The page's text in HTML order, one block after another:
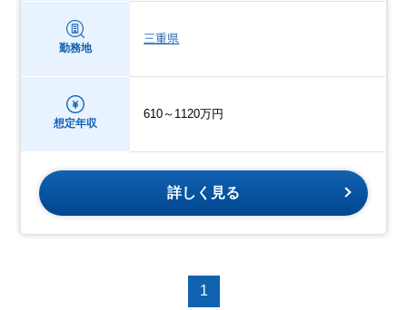
勤務地
三重県
想定年収
610～1120万円
詳しく見る
1